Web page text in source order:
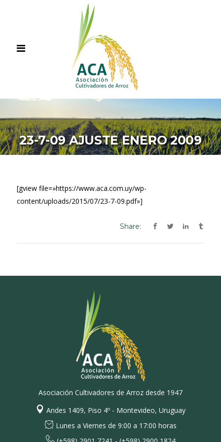
23-7-09 AJUSTE ENERO 2009
[gview file=»https://www.aca.com.uy/wp-
content/uploads/2015/07/23-7-09.pdf»]
Share:
Asociación Cultivadores de Arroz desde 1947
Andes 1409, Piso 4º - Montevideo, Uruguay
Lunes a Viernes de 9:00 a 17:00 horas